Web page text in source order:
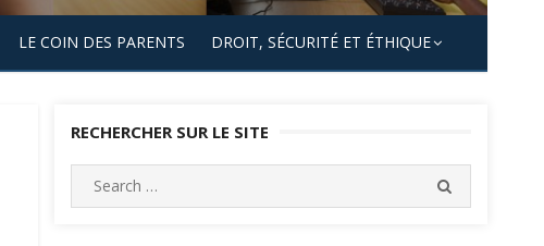
LE COIN DES PARENTS DROIT, SÉCURITÉ ET ÉTHIQUE
RECHERCHER SUR LE SITE
Search
for: